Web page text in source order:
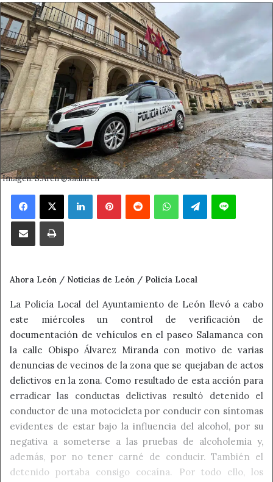
Imagen: S.Arén @saularen
Facebook
X LinkedInPinterestReddit WhatsAppTelegramLine
Compartir por correo electrónicoImprimir
Ahora León / Noticias de León / Policía Local
La Policía Local del Ayuntamiento de León llevó a cabo
este miércoles un control de verificación de
documentación de vehículos en el paseo Salamanca con
la calle Obispo Álvarez Miranda con motivo de varias
denuncias de vecinos de la zona que se quejaban de actos
delictivos en la zona. Como resultado de esta acción para
erradicar las conductas delictivas resultó detenido el
conductor de una motocicleta por conducir con síntomas
evidentes de estar bajo la influencia del alcohol, por su
negativa a someterse a las pruebas de alcoholemia y,
además, por no tener carné de conducir. También el
detenido portaba consigo cocaína. Por todo ello, los